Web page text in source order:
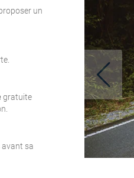
un
gratuite
avant sa